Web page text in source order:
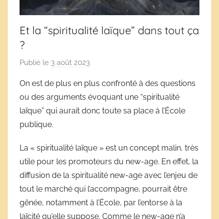
Et la “spiritualité laïque” dans tout ça
?
Publié le 3 août 2023
r
D
é
v
e
s
s
c
o
On est de plus en plus confronté à des questions
ou des arguments évoquant une “spiritualité
laïque” qui aurait donc toute sa place à l’École
publique.
La « spiritualité laïque » est un concept malin, très
utile pour les promoteurs du new-age. En effet, la
diffusion de la spiritualité new-age avec l’enjeu de
tout le marché qui l’accompagne, pourrait être
gênée, notamment à l’École, par l’entorse à la
laïcité qu’elle suppose. Comme le new-age n’a